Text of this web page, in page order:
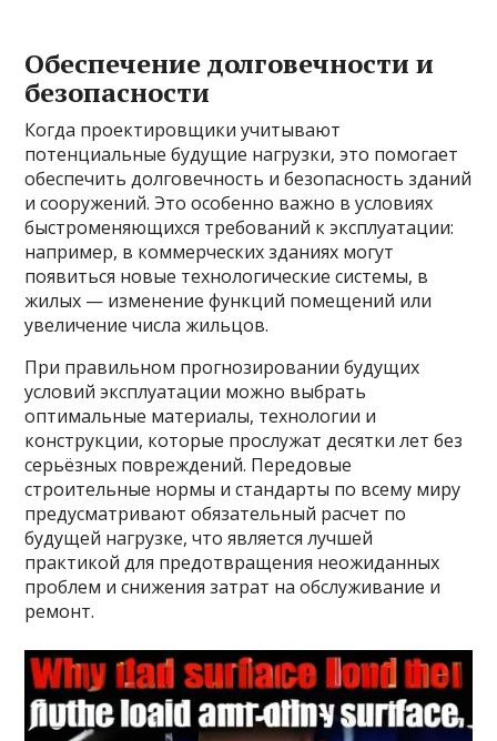
Обеспечение долговечности и
безопасности
Когда проектировщики учитывают
потенциальные будущие нагрузки, это помогает
обеспечить долговечность и безопасность зданий
и сооружений. Это особенно важно в условиях
быстроменяющихся требований к эксплуатации:
например, в коммерческих зданиях могут
появиться новые технологические системы, в
жилых — изменение функций помещений или
увеличение числа жильцов.
При правильном прогнозировании будущих
условий эксплуатации можно выбрать
оптимальные материалы, технологии и
конструкции, которые прослужат десятки лет без
серьёзных повреждений. Передовые
строительные нормы и стандарты по всему миру
предусматривают обязательный расчет по
будущей нагрузке, что является лучшей
практикой для предотвращения неожиданных
проблем и снижения затрат на обслуживание и
ремонт.